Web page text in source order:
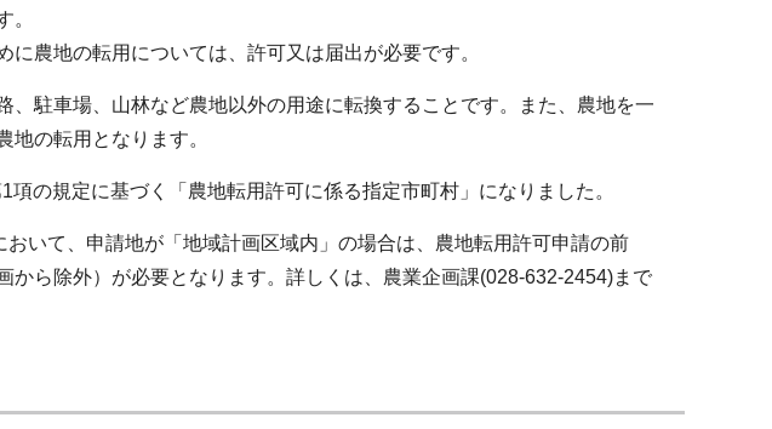
。
農地の転用については、許可又は届出が必要です。
駐車場、山林など農地以外の用途に転換することです。また、農地を一
地の転用となります。
の規定に基づく「農地転用許可に係る指定市町村」になりました。
いて、申請地が「地域計画区域内」の場合は、農地転用許可申請の前
から除外）が必要となります。詳しくは、農業企画課(028-632-2454)まで